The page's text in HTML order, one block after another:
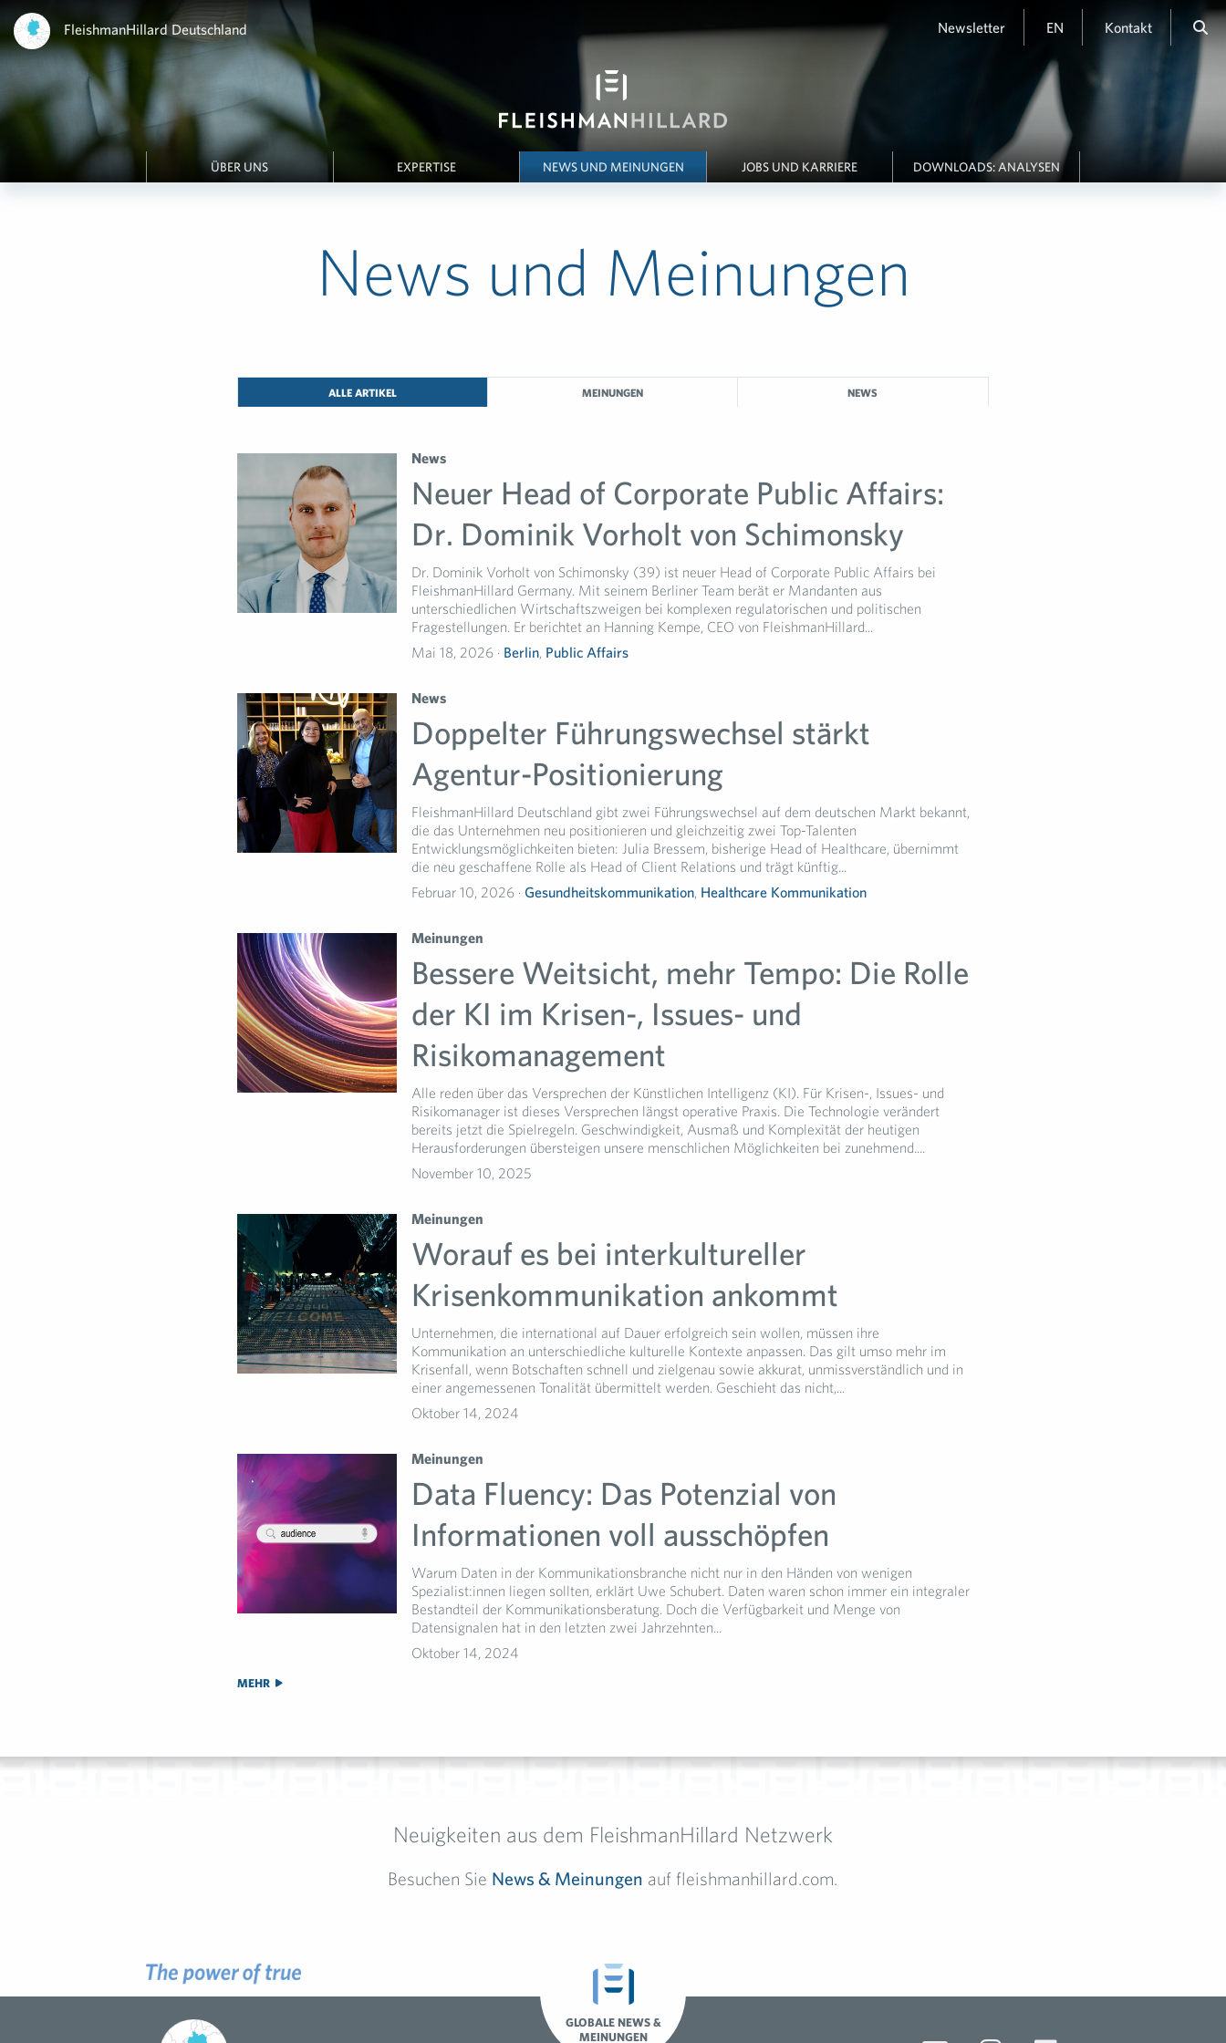
FleishmanHillard Deutschland Newsletter EN Kontakt
ÜBER UNS EXPERTISE NEWS UND MEINUNGEN JOBS UND KARRIERE DOWNLOADS: ANALYSEN
News und Meinungen
ALLE ARTIKEL MEINUNGEN NEWS
News
Neuer Head of Corporate Public Affairs:
Dr. Dominik Vorholt von Schimonsky
Dr. Dominik Vorholt von Schimonsky (39) ist neuer Head of Corporate Public Affairs bei
FleishmanHillard Germany. Mit seinem Berliner Team berät er Mandanten aus
unterschiedlichen Wirtschaftszweigen bei komplexen regulatorischen und politischen
Fragestellungen. Er berichtet an Hanning Kempe, CEO von FleishmanHillard...
Mai 18, 2026 · Berlin, Public Affairs
News
Doppelter Führungswechsel stärkt
Agentur-Positionierung
FleishmanHillard Deutschland gibt zwei Führungswechsel auf dem deutschen Markt bekannt,
die das Unternehmen neu positionieren und gleichzeitig zwei Top-Talenten
Entwicklungsmöglichkeiten bieten: Julia Bressem, bisherige Head of Healthcare, übernimmt
die neu geschaffene Rolle als Head of Client Relations und trägt künftig...
Februar 10, 2026 · Gesundheitskommunikation, Healthcare Kommunikation
Meinungen
Bessere Weitsicht, mehr Tempo: Die Rolle
der KI im Krisen-, Issues- und
Risikomanagement
Alle reden über das Versprechen der Künstlichen Intelligenz (KI). Für Krisen-, Issues- und
Risikomanager ist dieses Versprechen längst operative Praxis. Die Technologie verändert
bereits jetzt die Spielregeln. Geschwindigkeit, Ausmaß und Komplexität der heutigen
Herausforderungen übersteigen unsere menschlichen Möglichkeiten bei zunehmend....
November 10, 2025
Meinungen
Worauf es bei interkultureller
Krisenkommunikation ankommt
Unternehmen, die international auf Dauer erfolgreich sein wollen, müssen ihre
Kommunikation an unterschiedliche kulturelle Kontexte anpassen. Das gilt umso mehr im
Krisenfall, wenn Botschaften schnell und zielgenau sowie akkurat, unmissverständlich und in
einer angemessenen Tonalität übermittelt werden. Geschieht das nicht,...
Oktober 14, 2024
Meinungen
Data Fluency: Das Potenzial von
Informationen voll ausschöpfen
Warum Daten in der Kommunikationsbranche nicht nur in den Händen von wenigen
Spezialist:innen liegen sollten, erklärt Uwe Schubert. Daten waren schon immer ein integraler
Bestandteil der Kommunikationsberatung. Doch die Verfügbarkeit und Menge von
Datensignalen hat in den letzten zwei Jahrzehnten...
Oktober 14, 2024
MEHR
Neuigkeiten aus dem FleishmanHillard Netzwerk
Besuchen Sie News & Meinungen auf fleishmanhillard.com.
GLOBALE NEWS &
MEINUNGEN